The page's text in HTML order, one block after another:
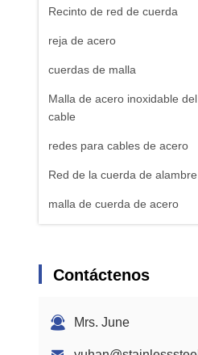
Recinto de red de cuerda
reja de acero
cuerdas de malla
Malla de acero inoxidable del
cable
redes para cables de acero
Red de la cuerda de alambre
malla de cuerda de acero
Contáctenos
Mrs. June